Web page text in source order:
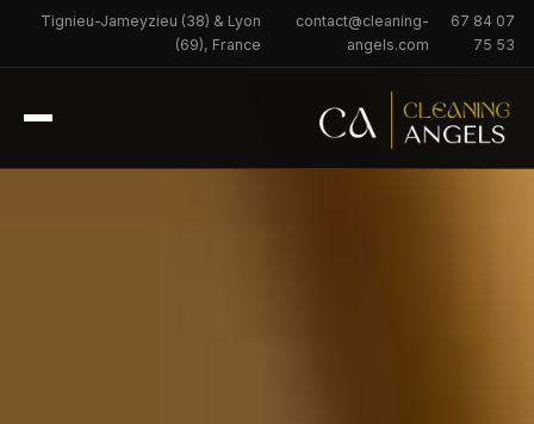
07 84 67
53 75
contact@cleaning-
angels.com
Tignieu-Jameyzieu (38) & Lyon
(69), France